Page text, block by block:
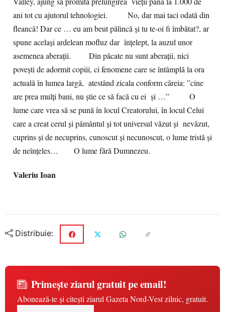
ani tot cu ajutorul tehnologiei. No, dar mai taci odată din
fleancă! Dar ce … eu am beut pălincă și tu te-oi fi îmbătat?, ar
spune același ardelean mofluz dar înțelept, la auzul unor
asemenea aberații. Din păcate nu sunt aberații, nici
povești de adormit copiii, ci fenomene care se întâmplă la ora
actuală în lumea largă, atestând zicala conform căreia: ”cine
are prea mulți bani, nu știe ce să facă cu ei și …” O
lume care vrea să se pună în locul Creatorului, în locul Celui
care a creat cerul și pământul și tot universul văzut și nevăzut,
cuprins și de necuprins, cunoscut și necunoscut, o lume tristă și
de neînțeles… O lume fără Dumnezeu.
Valeriu Ioan
Distribuie:
Primește ziarul gratuit pe email!
Abonează-te și citești ziarul Gazeta Nord-Vest zilnic, gratuit.